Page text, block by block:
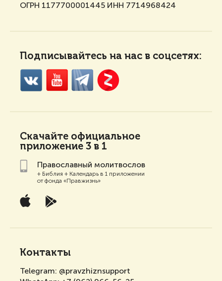
ОГРН 1177700001445 ИНН 7714968424
Подписывайтесь на нас в соцсетях:
Скачайте официальное
приложение 3 в 1
Православный молитвослов
+ Библия + Календарь в 1 приложении
от фонда «Правжизнь»
Контакты
Telegram: @pravzhiznsupport